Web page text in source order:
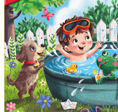
ტენდენციები
აეროპორტი, წყალქვეშა ნავი
- ცნობილი ადამიანების
სახლები